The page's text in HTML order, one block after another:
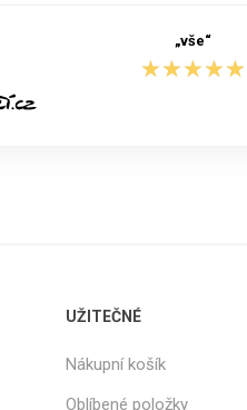
„vše“
★★★★★
★★★★★
UŽITEČNÉ
Nákupní košík
Oblíbené položky